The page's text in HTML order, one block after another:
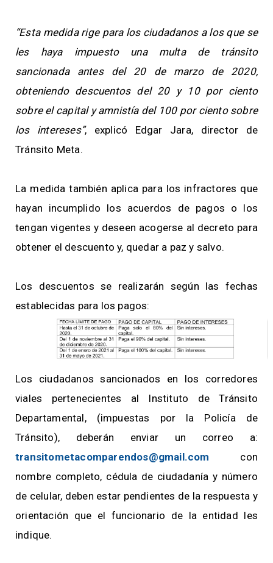
“Esta medida rige para los ciudadanos a los que se
les haya impuesto una multa de tránsito
sancionada antes del 20 de marzo de 2020,
obteniendo descuentos del 20 y 10 por ciento
sobre el capital y amnistía del 100 por ciento sobre
los intereses”, explicó Edgar Jara, director de
Tránsito Meta.
La medida también aplica para los infractores que
hayan incumplido los acuerdos de pagos o los
tengan vigentes y deseen acogerse al decreto para
obtener el descuento y, quedar a paz y salvo.
Los descuentos se realizarán según las fechas
establecidas para los pagos:
Los ciudadanos sancionados en los corredores
viales pertenecientes al Instituto de Tránsito
Departamental, (impuestas por la Policía de
Tránsito), deberán enviar un correo a:
transitometacomparendos@gmail.com con
nombre completo, cédula de ciudadanía y número
de celular, deben estar pendientes de la respuesta y
orientación que el funcionario de la entidad les
indique.